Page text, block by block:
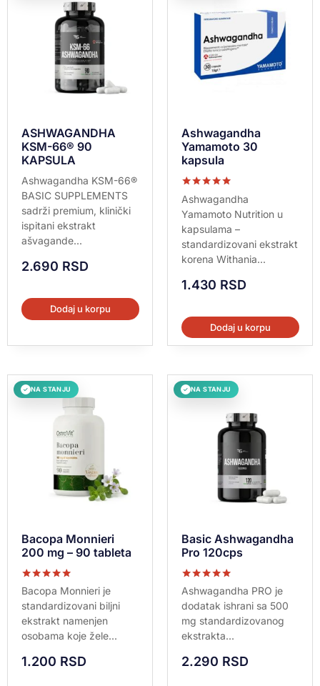
ASHWAGANDHA
KSM-66® 90
KAPSULA
Ashwagandha KSM-66®
BASIC SUPPLEMENTS
sadrži premium, klinički
ispitani ekstrakt
ašvagande...
2.690 RSD
Dodaj u korpu
Ashwagandha
Yamamoto 30
kapsula
Ocenjeno sa
5.00
od 5
Ashwagandha
Yamamoto Nutrition u
kapsulama –
standardizovani ekstrakt
korena Withania...
1.430 RSD
Dodaj u korpu
✓ NA STANJU
Bacopa Monnieri
200 mg – 90 tableta
Ocenjeno sa
5.00
od 5
Bacopa Monnieri je
standardizovani biljni
ekstrakt namenjen
osobama koje žele...
1.200 RSD
✓ NA STANJU
Basic Ashwagandha
Pro 120cps
Ocenjeno sa
5.00
od 5
Ashwagandha PRO je
dodatak ishrani sa 500
mg standardizovanog
ekstrakta...
2.290 RSD